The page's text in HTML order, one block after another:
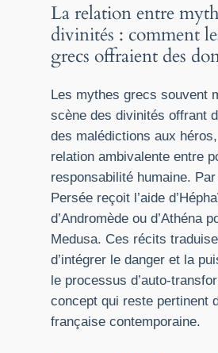
La relation entre
divinités : comment
grecs offraient des
Les mythes grecs souvent
scène des divinités offrant
des malédictions aux
relation ambivalente entre
responsabilité humaine.
Persée reçoit l’aide
d’Andromède ou d’Athéna
Medusa. Ces récits
d’intégrer le danger et la
le processus d’auto-
concept qui reste pertinent
française contemporaine.